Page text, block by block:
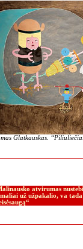
Glatkauskas.
atvirumas
už užpakalio, va